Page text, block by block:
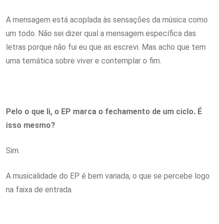
A mensagem está acoplada às sensações da música como
um todo. Não sei dizer qual a mensagem específica das
letras porque não fui eu que as escrevi. Mas acho que tem
uma temática sobre viver e contemplar o fim.
Pelo o que li, o EP marca o fechamento de um ciclo. É
isso mesmo?
Sim.
A musicalidade do EP é bem variada, o que se percebe logo
na faixa de entrada.